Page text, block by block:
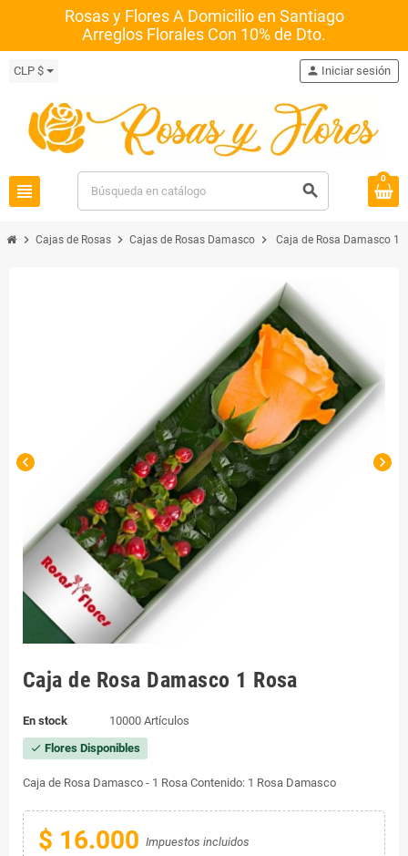
Rosas y Flores A Domicilio en Santiago
Arreglos Florales Con 10% de Dto.
CLP $
view_headline search
person Iniciar sesión
0
chevron_right Cajas de Rosas chevron_right Cajas de Rosas Damasco chevron_right Caja de Rosa Damasco 1
chevron_left chevron_right
Caja de Rosa Damasco 1 Rosa
En stock 10000 Artículos
check Flores Disponibles
Caja de Rosa Damasco - 1 Rosa Contenido: 1 Rosa Damasco
$ 16.000 Impuestos incluidos